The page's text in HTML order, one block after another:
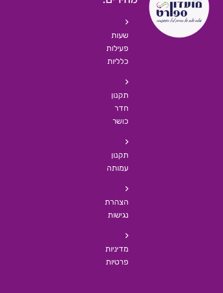
שעות
פעילות
כלליות
תקנון
חדר
כושר
תקנון
עמותה
הצהרת
נגישות
מדיניות
פרטיות